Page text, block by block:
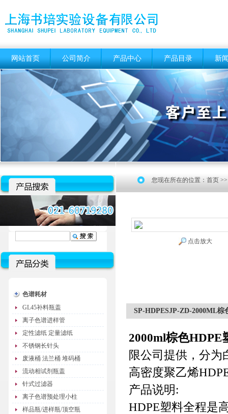
网站首页 公司简介 产品中心 产品目录 新
色谱耗材
GL45补料瓶盖
离子色谱进样管
定性滤纸 定量滤纸
不锈钢长针头
废液桶 法兰桶 堆码桶
流动相试剂瓶盖
针式过滤器
离子色谱预处理小柱
样品瓶/进样瓶/顶空瓶
您现在所在的位置： 首页
点击放大
SP-HDPESJP-ZD-2000ML
2000ml棕色HDPE
限公司提供，分为
高密度聚乙烯
产品说明:
HDPE塑料全程是